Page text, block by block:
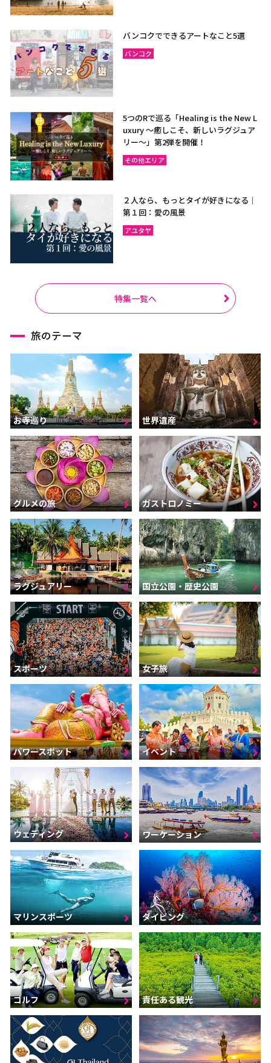
バンコクでできるアートなこと5選
バンコク
5つのRで巡る「Healing is the New L
uxury ～癒しこそ、新しいラグジュア
リー〜」第2弾を開催！
その他エリア
２人なら、もっとタイが好きになる｜
第１回：愛の風景
アユタヤ
特集一覧へ
旅のテーマ
お寺巡り 世界遺産
グルメの旅 ガストロノミー
ラグジュアリー 国立公園・歴史公園
スポーツ 女子旅
パワースポット イベント
ウェディング ワーケーション
マリンスポーツ ダイビング
ゴルフ 責任ある観光